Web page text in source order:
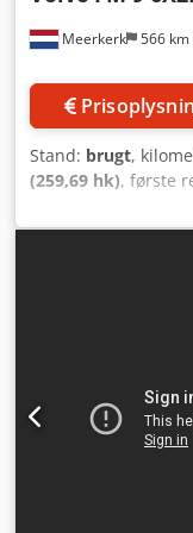
venstre: 60 %;
kg Totalvægt:
hovedeftersyn):
-
Køleskab -
Solskærm -
= Bemærkninger =
Silo Heitling 30M
Meerkerk 566 km
Stand: brugt,
(259,69 hk), første
brændstof:diesel,
airbag, elektrisk
(ESP), klimaanlæg,
Yderligere